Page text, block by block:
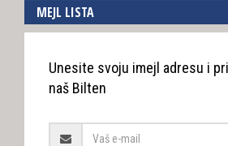
MEJL LISTA
Unesite svoju imejl adresu i
naš Bilten